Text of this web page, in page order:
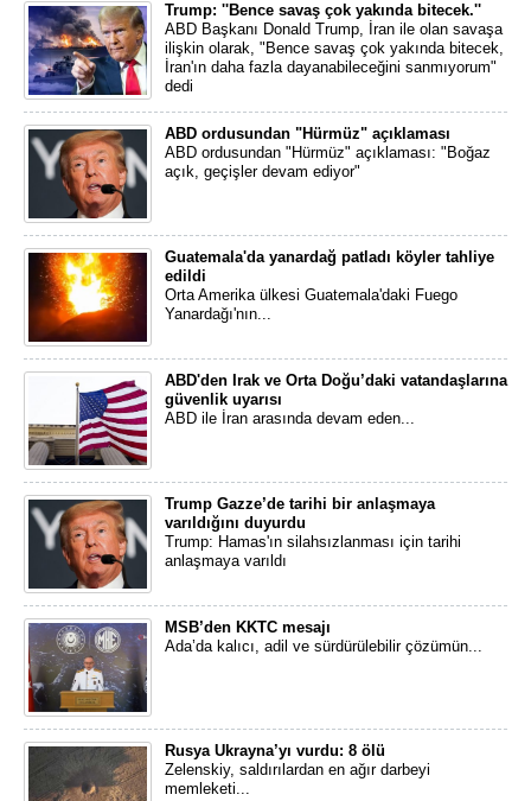
Trump: ''Bence savaş çok yakında bitecek.''
ABD Başkanı Donald Trump, İran ile olan savaşa
ilişkin olarak, "Bence savaş çok yakında bitecek,
İran'ın daha fazla dayanabileceğini sanmıyorum"
dedi
ABD ordusundan "Hürmüz" açıklaması
ABD ordusundan "Hürmüz" açıklaması: "Boğaz
açık, geçişler devam ediyor"
Guatemala'da yanardağ patladı köyler tahliye
edildi
Orta Amerika ülkesi Guatemala'daki Fuego
Yanardağı'nın...
ABD'den Irak ve Orta Doğu’daki vatandaşlarına
güvenlik uyarısı
ABD ile İran arasında devam eden...
Trump Gazze’de tarihi bir anlaşmaya
varıldığını duyurdu
Trump: Hamas'ın silahsızlanması için tarihi
anlaşmaya varıldı
MSB’den KKTC mesajı
Ada’da kalıcı, adil ve sürdürülebilir çözümün...
Rusya Ukrayna’yı vurdu: 8 ölü
Zelenskiy, saldırılardan en ağır darbeyi
memleketi...